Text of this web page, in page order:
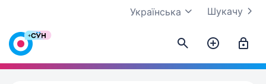
Шукачу
Українська